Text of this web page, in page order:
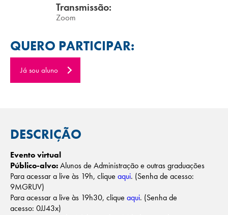
ÁREA DO ALUNO
Transmissão:
Zoom
QUERO PARTICIPAR:
Já sou aluno
DESCRIÇÃO
Evento virtual
Público-alvo:Alunos de Administração e outras graduações
Para acessar a live às 19h, clique aqui. (Senha de acesso:
9MGRUV)
Para acessar a live às 19h30, clique aqui. (Senha de
acesso: 0JJ43x)